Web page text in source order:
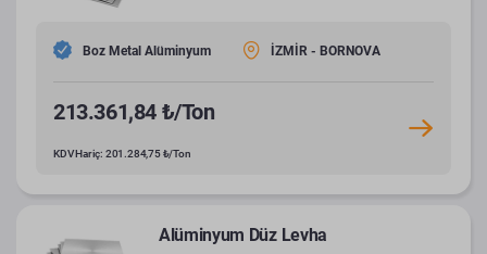
Boz Metal Alüminyum İZMİR - BORNOVA
213.361,84 ₺/Ton
KDV Hariç: 201.284,75 ₺/Ton
Alüminyum Düz Levha